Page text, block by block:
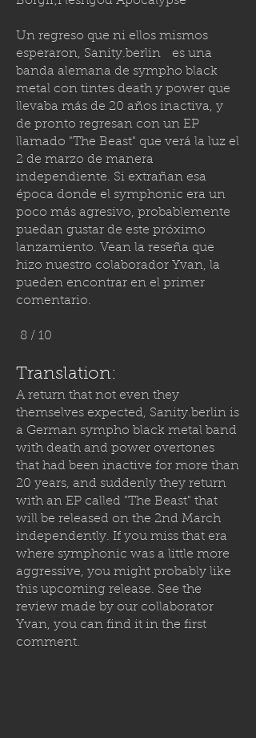
Un regreso que ni ellos mismos
esperaron, Sanity.berlin es una
banda alemana de sympho black
metal con tintes death y power que
llevaba más de 20 años inactiva, y
de pronto regresan con un EP
llamado "The Beast" que verá la luz el
2 de marzo de manera
independiente. Si extrañan esa
época donde el symphonic era un
poco más agresivo, probablemente
puedan gustar de este próximo
lanzamiento. Vean la reseña que
hizo nuestro colaborador Yvan, la
pueden encontrar en el primer
comentario.
8 / 10
Translation:
A return that not even they
themselves expected, Sanity.berlin is
a German sympho black metal band
with death and power overtones
that had been inactive for more than
20 years, and suddenly they return
with an EP called "The Beast" that
will be released on the 2nd March
independently. If you miss that era
where symphonic was a little more
aggressive, you might probably like
this upcoming release. See the
review made by our collaborator
Yvan, you can find it in the first
comment.